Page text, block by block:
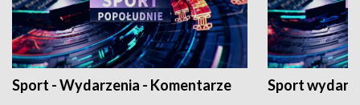
Sport - Wydarzenia - Komentarze Sport